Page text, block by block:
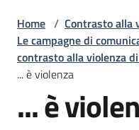
di genere
Centri
Home / Contrasto alla
Le campagne di
contrasto alla violenza
... è violenza
... è